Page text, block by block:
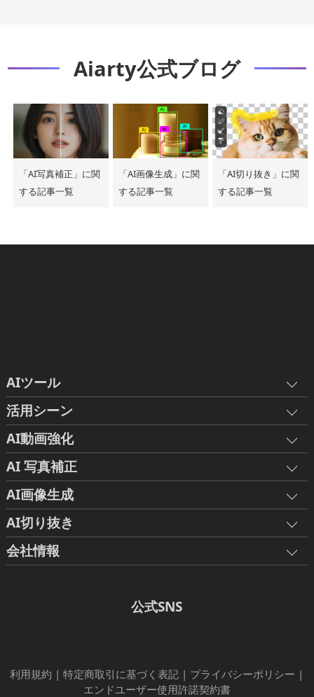
Aiarty公式ブログ
「AI写真補正」に関
する記事一覧
「AI画像生成」に関
する記事一覧
「AI切り抜き」に関
する記事一覧
AIツール
活用シーン
AI動画強化
AI 写真補正
AI画像生成
AI切り抜き
会社情報
公式SNS
利用規約 |特定商取引に基づく表記 | プライバシーポリシー |
エンドユーザー使用許諾契約書